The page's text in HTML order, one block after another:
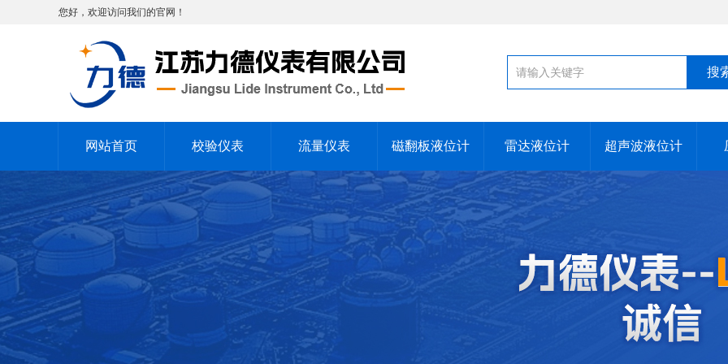
您好，欢迎访问我们的官网！
网站首页 校验仪表 流量仪表 磁翻板液位计 雷达液位计 超声波液位计